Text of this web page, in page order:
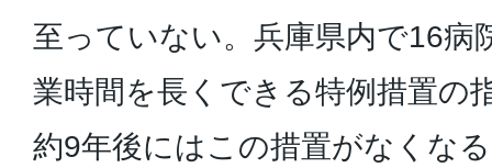
至っていない。兵庫県内で16病
業時間を長くできる特例措置の
約9年後にはこの措置がなくな